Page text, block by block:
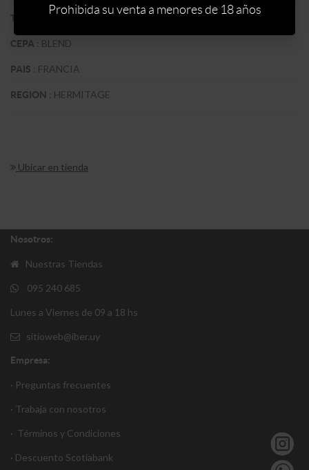
TIPO DE VINO:TINTO
CEPA : BLEND
PAIS : FRANCIA
REGION : HERMITAGE
Ubicar en tienda
Nosotros:
Nuestras Tiendas
095 240 685
Lunes a Viernes de 09 a 18 hs
sitioweb@iber.uy
Empresa:
· Preguntas frecuentes
· Trabaja con nosotros
· Términos y Condiciones
· Descuento Scotiabank
Prohibida su venta a menores de 18 años